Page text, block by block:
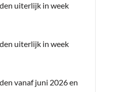
uiterlijk in week
uiterlijk in week
vanaf juni 2026 en